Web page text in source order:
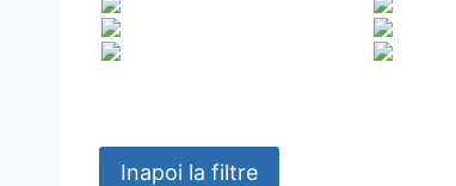
Inapoi la filtre